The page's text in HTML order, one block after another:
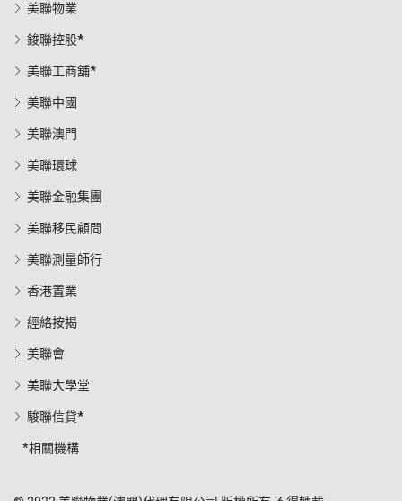
美聯物業
鋑聯控股*
美聯工商舖*
美聯中國
美聯澳門
美聯環球
美聯金融集團
美聯移民顧問
美聯測量師行
香港置業
經絡按揭
美聯會
美聯大學堂
駿聯信貸*
*相關機構